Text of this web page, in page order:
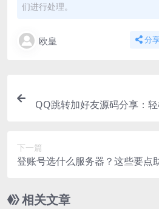
们进行处理。
欧皇 分
QQ跳转加好友源码分享：
下一篇
登账号选什么服务器？这些要点
相关文章